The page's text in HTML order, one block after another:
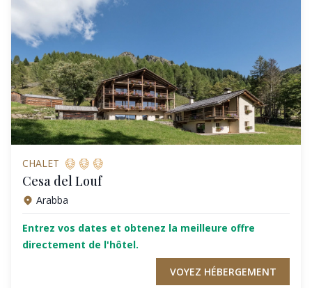
CHALET
Cesa del Louf
Arabba
Entrez vos dates et obtenez la meilleure offre
directement de l'hôtel.
VOYEZ HÉBERGEMENT